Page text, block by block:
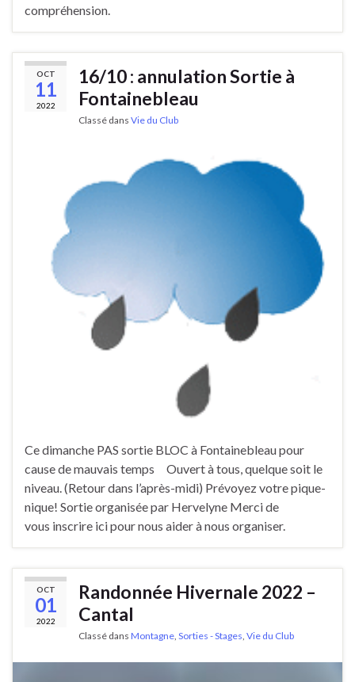
compréhension.
OCT
11
2022
16/10 : annulation Sortie à
Fontainebleau
Classé dans Vie du Club
Ce dimanche PAS sortie BLOC à Fontainebleau pour
cause de mauvais temps Ouvert à tous, quelque soit le
niveau. (Retour dans l’après-midi) Prévoyez votre pique-
nique! Sortie organisée par Hervelyne Merci de
vous inscrire ici pour nous aider à nous organiser.
OCT
01
2022
Randonnée Hivernale 2022 –
Cantal
Classé dans Montagne Sorties - Stages Vie du Club